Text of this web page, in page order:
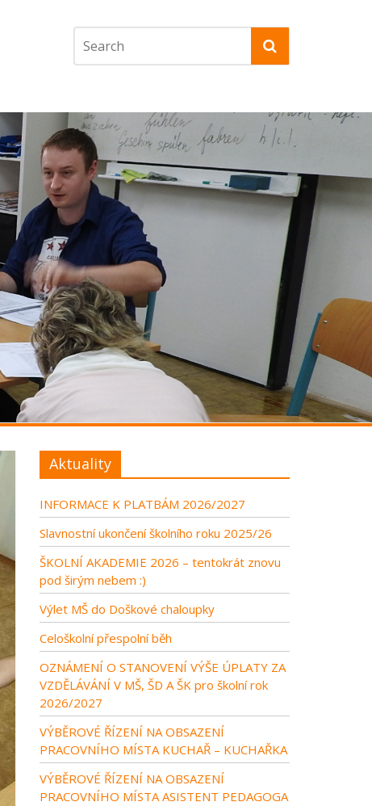
Aktuality
INFORMACE K PLATBÁM 2026/2027
Slavnostní ukončení školního roku 2025/26
ŠKOLNÍ AKADEMIE 2026 – tentokrát znovu
pod širým nebem :)
Výlet MŠ do Doškové chaloupky
Celoškolní přespolní běh
OZNÁMENÍ O STANOVENÍ VÝŠE ÚPLATY ZA
VZDĚLÁVÁNÍ V MŠ, ŠD A ŠK pro školní rok
2026/2027
VÝBĚROVÉ ŘÍZENÍ NA OBSAZENÍ
PRACOVNÍHO MÍSTA KUCHAŘ – KUCHAŘKA
VÝBĚROVÉ ŘÍZENÍ NA OBSAZENÍ
PRACOVNÍHO MÍSTA ASISTENT PEDAGOGA